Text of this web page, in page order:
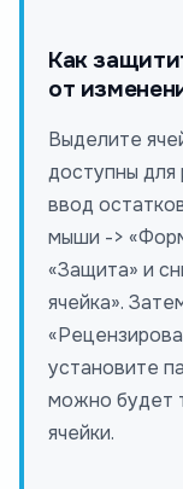
Как
от
Выделите
доступны для
ввод
мыши ->
«Защита» и
ячейка».
установите
можно будет
ячейки.